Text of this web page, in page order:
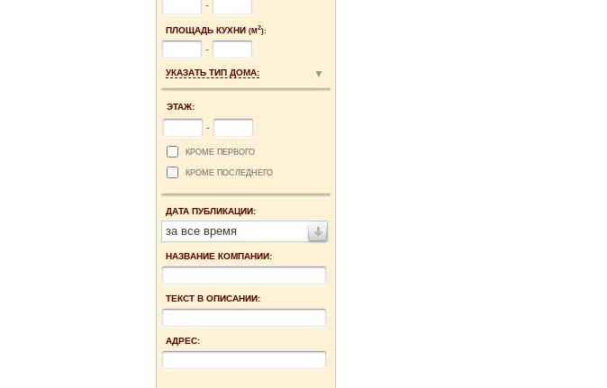
-
ПЛОЩАДЬ КУХНИ (М2):
-
УКАЗАТЬ ТИП ДОМА:
ЭТАЖ:
-
КРОМЕ ПЕРВОГО
КРОМЕ ПОСЛЕДНЕГО
ДАТА ПУБЛИКАЦИИ:
за все время
НАЗВАНИЕ КОМПАНИИ:
ТЕКСТ В ОПИСАНИИ:
АДРЕС: